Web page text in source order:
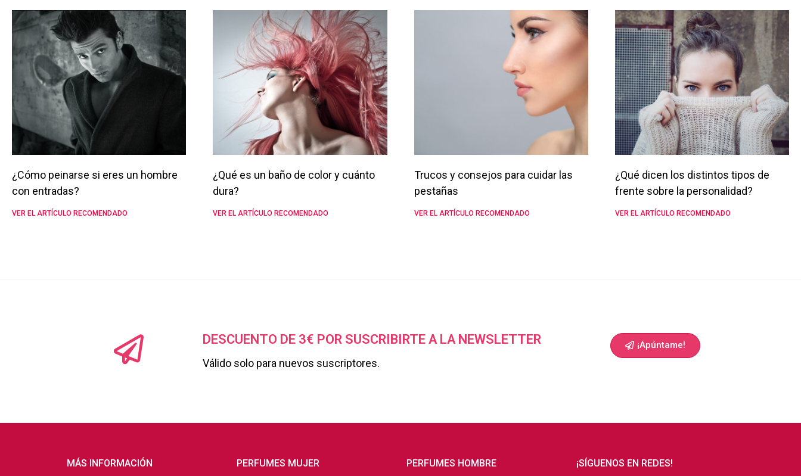
¿Cómo peinarse si eres un hombre
con entradas?
VER EL ARTÍCULO RECOMENDADO
¿Qué es un baño de color y cuánto
dura?
VER EL ARTÍCULO RECOMENDADO
Trucos y consejos para cuidar las
pestañas
VER EL ARTÍCULO RECOMENDADO
¿Qué dicen los distintos tipos de
frente sobre la personalidad?
VER EL ARTÍCULO RECOMENDADO
DESCUENTO DE 3€ POR SUSCRIBIRTE A LA NEWSLETTER
Válido solo para nuevos suscriptores.
¡Apúntame!
MÁS INFORMACIÓN PERFUMES MUJER PERFUMES HOMBRE ¡SÍGUENOS EN REDES!